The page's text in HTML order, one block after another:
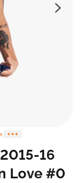
16
Love #0